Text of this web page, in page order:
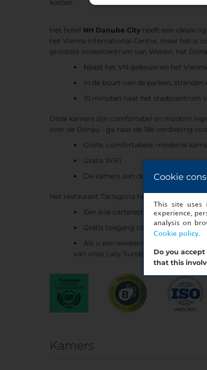
kosten
Het hotel NH Danube City heeft een ideale
het Vienna International Centre, maar het is
grootste winkelcentrum van Wenen, het
Naast het VN-gebouw en het
In de buurt van de parken,
10 minuten naar het stadscentrum
Onze kamers zijn comfortabel en modern
over de Donau - ga naar de 18e verdieping
Grote, comfortabele, moderne
Gratis WiFi
De kamers aan de straatkant kijken
Het restaurant Tarragona heeft een ruime
Een à-la-carterestaurant met
Gratis toegang tot de fitnessruimte
Als u een weekend bij ons wilt
van onze Lazy Sundays met gratis
Kamers
Cookie
This site uses
experience,
analysis on
Cookie policy.
Do you
that this